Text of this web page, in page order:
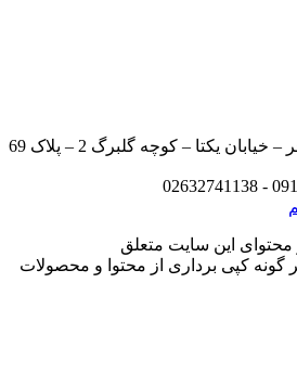
آدرس: کرج – میدان والفجر – خیابان یکتا – کوچه گلبرگ 2 – پلاک 69
اين سایت متعلق
کپی برداری از محتوا و محصولات